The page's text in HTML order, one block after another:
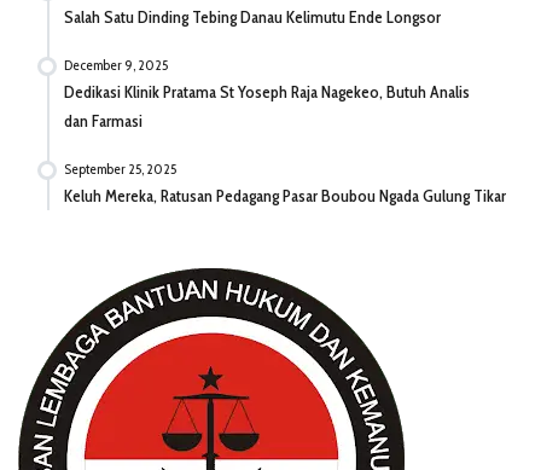
Salah Satu Dinding Tebing Danau Kelimutu Ende Longsor
December 9, 2025
Dedikasi Klinik Pratama St Yoseph Raja Nagekeo, Butuh Analis
dan Farmasi
September 25, 2025
Keluh Mereka, Ratusan Pedagang Pasar Boubou Ngada Gulung Tikar